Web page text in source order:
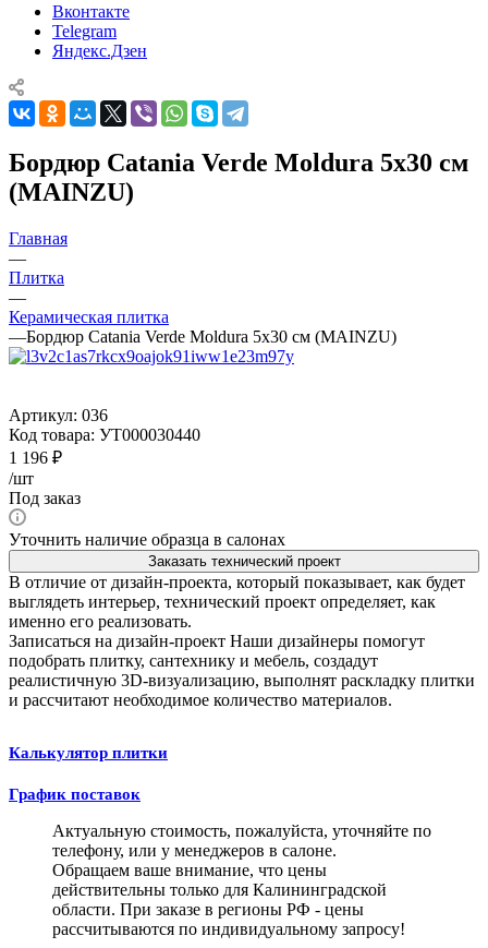
Вконтакте
Telegram
Яндекс.Дзен
Бордюр Catania Verde Moldura 5x30 см
(MAINZU)
Главная
—
Плитка
—
Керамическая плитка
—Бордюр Catania Verde Moldura 5x30 см (MAINZU)
Артикул: 036
Код товара: УТ000030440
1 196 ₽
/шт
Под заказ
Уточнить наличие образца в салонах
Заказать технический проект
В отличие от дизайн-проекта, который показывает, как будет
выглядеть интерьер, технический проект определяет, как
именно его реализовать.
Записаться на дизайн-проект Наши дизайнеры помогут
подобрать плитку, сантехнику и мебель, создадут
реалистичную 3D-визуализацию, выполнят раскладку плитки
и рассчитают необходимое количество материалов.
Калькулятор плитки
График поставок
Актуальную стоимость, пожалуйста, уточняйте по
телефону, или у менеджеров в салоне.
Обращаем ваше внимание, что цены
действительны только для Калининградской
области. При заказе в регионы РФ - цены
рассчитываются по индивидуальному запросу!